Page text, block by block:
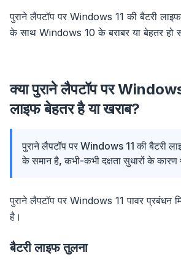
पुराने लैपटॉप पर Windows 11 की बैटरी
के साथ Windows 10 के बराबर या बेहतर हो
क्या पुराने लैपटॉप पर
लाइफ बेहतर है या खराब?
पुराने लैपटॉप पर Windows 11 की बैटरी
के समान है, कभी-कभी दक्षता सुधारों के कारण
पुराने लैपटॉप पर Windows 11 पावर प्रबंधन
है।
बैटरी लाइफ तुलना